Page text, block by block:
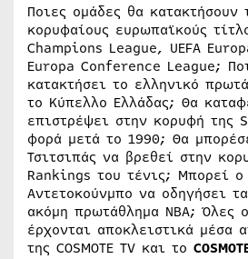
Ποιες ομάδες θα κατακτήσουν
κορυφαίους ευρωπαϊκούς
Champions League, UEFA
Europa Conference League;
κατακτήσει το ελληνικό
το Κύπελλο Ελλάδας; Θα
επιστρέψει στην κορυφή της
φορά μετά το 1990; Θα
Τσιτσιπάς να βρεθεί στην
Rankings του τένις; Μπορεί ο
Αντετοκούνμπο να οδηγήσει
ακόμη πρωτάθλημα NBA; Όλες
έρχονται αποκλειστικά μέσα
της COSMOTE TV και το